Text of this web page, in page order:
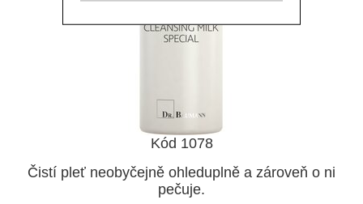
Kód 1078
Čistí pleť neobyčejně ohleduplně a zároveň o ni
pečuje.